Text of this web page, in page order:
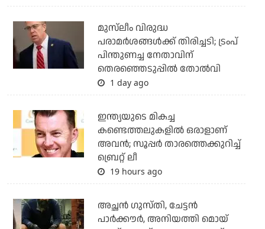
മുസ്‌ലീം വിരുദ്ധ
പരാമര്‍ശങ്ങള്‍ക്ക് തിരിച്ചടി; ട്രംപ്
പിന്തുണച്ച നേതാവിന്
തെരഞ്ഞെടുപ്പില്‍ തോല്‍വി
1 day ago
ഇന്ത്യയുടെ മികച്ച
കണ്ടെത്തലുകളില്‍ ഒരാളാണ്
അവന്‍; സൂപ്പര്‍ താരത്തെക്കുറിച്ച്
ബ്രെറ്റ് ലീ
19 hours ago
അച്ഛന്‍ ഗുസ്തി, ചേട്ടന്‍
പാര്‍ക്കൗര്‍, അനിയത്തി മൊയ്